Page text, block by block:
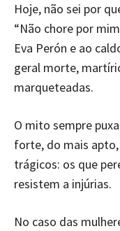
Hoje, não sei por
“Não chore por
Eva Perón e ao
geral morte,
marqueteadas.
O mito sempre
forte, do mais apto,
trágicos: os que
resistem a injúrias.
No caso das